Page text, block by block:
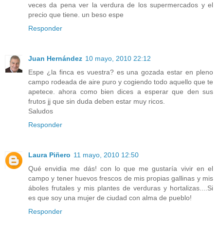
veces da pena ver la verdura de los supermercados y el
precio que tiene. un beso espe
Responder
Juan Hernández 10 mayo, 2010 22:12
Espe ¿la finca es vuestra? es una gozada estar en pleno
campo rodeada de aire puro y cogiendo todo aquello que te
apetece. ahora como bien dices a esperar que den sus
frutos jj que sin duda deben estar muy ricos.
Saludos
Responder
Laura Piñero 11 mayo, 2010 12:50
Qué envidia me dás! con lo que me gustaría vivir en el
campo y tener huevos frescos de mis propias gallinas y mis
áboles frutales y mis plantes de verduras y hortalizas....Si
es que soy una mujer de ciudad con alma de pueblo!
Responder